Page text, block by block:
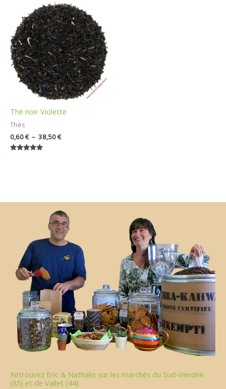
Thé noir Violette
Thés
0,60€ – 38,50€
Plage
de
prix :
0,60 €
à
38,50 €
Retrouvez Eric & Nathalie sur les marchés du Sud-Vendée
(85) et de Vallet (44)